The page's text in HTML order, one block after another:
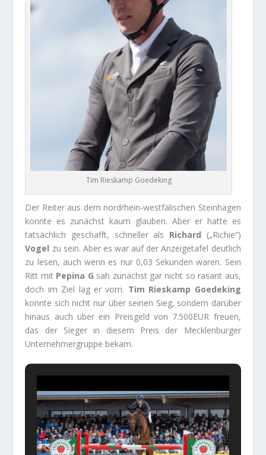
Tim Rieskamp Goedeking
Der Reiter aus dem nordrhein-westfälischen Steinhagen
konnte es zunächst kaum glauben. Aber er hatte es
tatsächlich geschafft, schneller als Richard („Richie“)
Vogel zu sein. Aber es war auf der Anzeigetafel deutlich
zu lesen, auch wenn es nur 0,03 Sekunden waren. Sein
Ritt mit Pepina G sah zunächst gar nicht so rasant aus,
doch im Ziel lag er vorn. Tim Rieskamp Goedeking
konnte sich nicht nur über seinen Sieg, sondern darüber
hinaus auch über ein Preisgeld von 7.500EUR freuen,
das der Sieger in diesem Preis der Mecklenburger
Unternehmergruppe bekam.